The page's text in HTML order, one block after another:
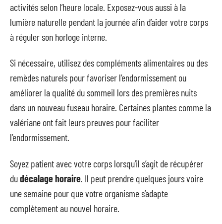
activités selon l’heure locale. Exposez-vous aussi à la
lumière naturelle pendant la journée afin d’aider votre corps
à réguler son horloge interne.
Si nécessaire, utilisez des compléments alimentaires ou des
remèdes naturels pour favoriser l’endormissement ou
améliorer la qualité du sommeil lors des premières nuits
dans un nouveau fuseau horaire. Certaines plantes comme la
valériane ont fait leurs preuves pour faciliter
l’endormissement.
Soyez patient avec votre corps lorsqu’il s’agit de récupérer
dudécalage horaire . Il peut prendre quelques jours voire
une semaine pour que votre organisme s’adapte
complètement au nouvel horaire.